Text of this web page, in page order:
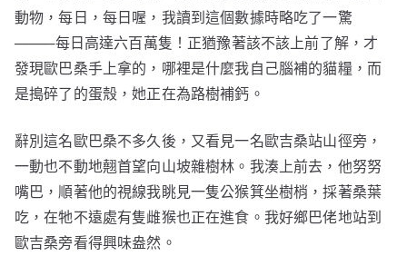
動物，每日，每日喔，我讀到這個數據時略吃了一驚
────每日高達六百萬隻！正猶豫著該不該上前了解，才
發現歐巴桑手上拿的，哪裡是什麼我自己腦補的貓糧，而
是搗碎了的蛋殼，她正在為路樹補鈣。
辭別這名歐巴桑不多久後，又看見一名歐吉桑站山徑旁，
一動也不動地翹首望向山坡雜樹林。我湊上前去，他努努
嘴巴，順著他的視線我眺見一隻公猴箕坐樹梢，採著桑葉
吃，在牠不遠處有隻雌猴也正在進食。我好鄉巴佬地站到
歐吉桑旁看得興味盎然。